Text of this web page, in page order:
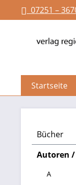
Zur
07251 –
Startseite
Bücher
Autoren /
A